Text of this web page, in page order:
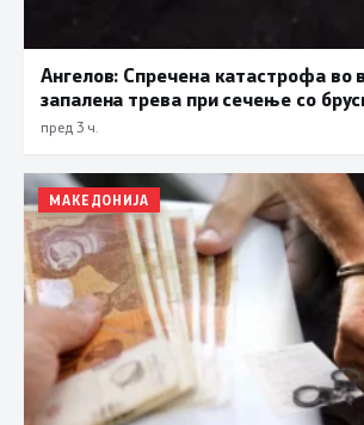
Ангелов: Спречена катастрофа во
запалена трева при сечење со
пред 3 ч.
МАКЕДОНИЈА